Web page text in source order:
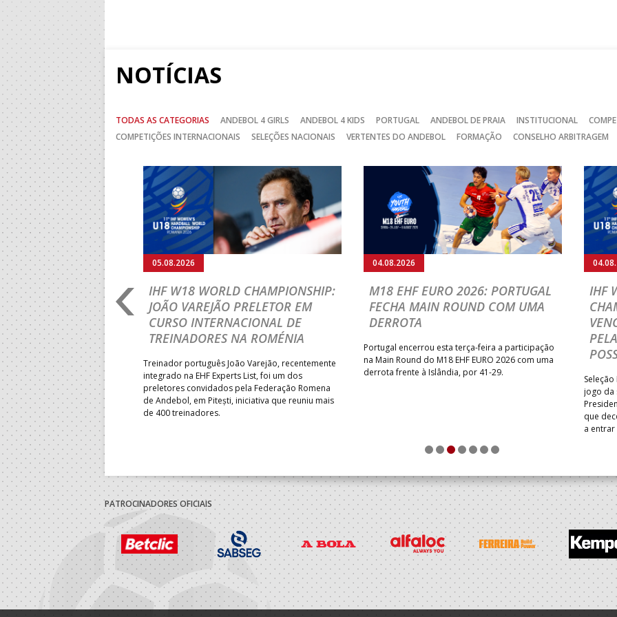
NOTÍCIAS
TODAS AS CATEGORIAS ANDEBOL 4 GIRLS ANDEBOL 4 KIDS PORTUGAL ANDEBOL DE PRAIA INSTITUCIONAL
COMPETIÇÕES INTERNACIONAIS
SELEÇÕES NACIONAIS VERTENTES DO ANDEBOL FORMAÇÃO CONSELHO ARBITRAGEM
CHAMPIONSHIP:
FASE A
CUP
na fase de grupos da
mede forças com o
no primeiro embate dos
entre o 17.º e 32.º lugare do
sub-18 Feminino.
05.08.2026
IHF W18 WORLD CHAMPIONSHIP:
JOÃO VAREJÃO PRELETOR EM
CURSO INTERNACIONAL DE
TREINADORES NA ROMÉNIA
Treinador português João Varejão, recentemente
integrado na EHF Experts List, foi um dos
preletores convidados pela Federação Romena
de Andebol, em Pitești, iniciativa que reuniu mais
de 400 treinadores.
04.08.2026
M18 EHF EURO 2026: PORTUGAL
FECHA MAIN ROUND COM UMA
DERROTA
Portugal encerrou esta terça-feira a participação
na Main Round do M18 EHF EURO 2026 com uma
derrota frente à Islândia, por 41-29.
IHF
jogo da
que
a
Anterior
1 2 3 4 5 6 7
PATROCINADORES OFICIAIS